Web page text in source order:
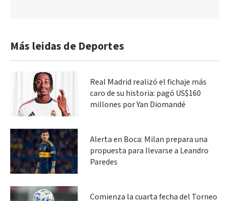
Más leidas de Deportes
Real Madrid realizó el fichaje más
caro de su historia: pagó US$160
millones por Yan Diomandé
Alerta en Boca: Milan prepara una
propuesta para llevarse a Leandro
Paredes
Comienza la cuarta fecha del Torneo